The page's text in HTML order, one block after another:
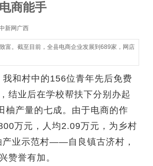
商能手
新网广西
富。截至目前，全县电商企业发展到689家，网店
我和村中的156位青年先后免费
结业后在学校帮扶下分别办起
柚产量的七成。由于电商的作
万元，人均2.09万元，为乡村
产业示范村——自良镇古济村，
赞誉有加。